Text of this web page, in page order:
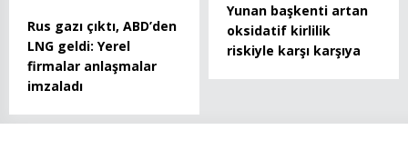
Rus gazı çıktı, ABD’den
LNG geldi: Yerel
firmalar anlaşmalar
imzaladı
Yunan başkenti artan
oksidatif kirlilik
riskiyle karşı karşıya